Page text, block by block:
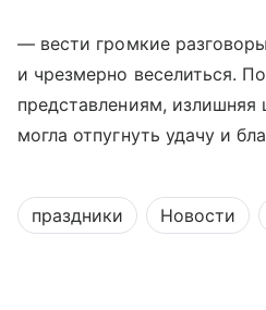
— вести громкие
и чрезмерно веселиться.
представлениям, излишняя
могла отпугнуть удачу и
праздники Новости